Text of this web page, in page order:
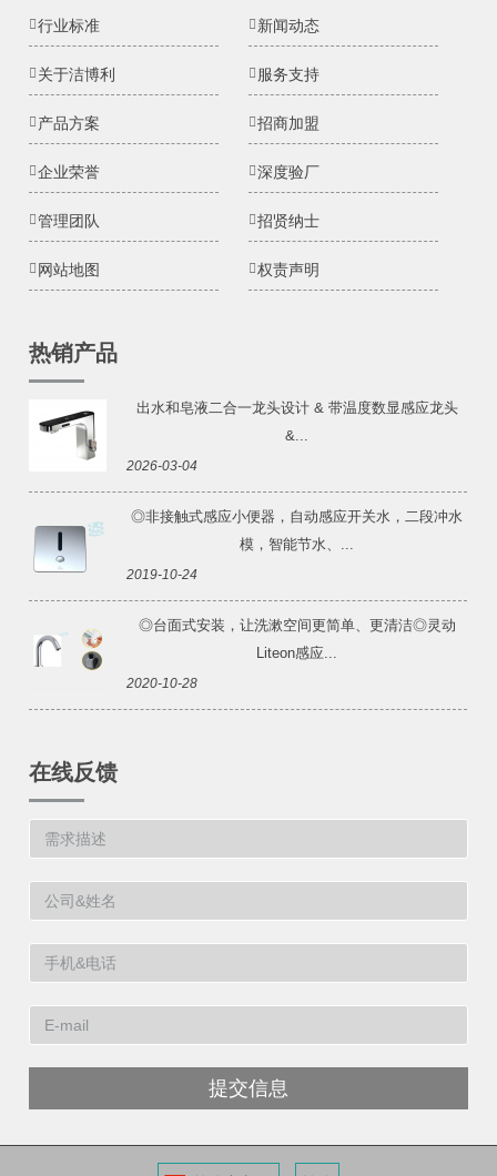
行业标准 新闻动态
关于洁博利 服务支持
产品方案 招商加盟
企业荣誉 深度验厂
管理团队 招贤纳士
网站地图 权责声明
热销产品
出水和皂液二合一龙头设计 & 带温度数显感应龙头
&...
2026-03-04
◎非接触式感应小便器，自动感应开关水，二段冲水
模，智能节水、...
2019-10-24
◎台面式安装，让洗漱空间更简单、更清洁◎灵动
Liteon感应...
2020-10-28
在线反馈
提交信息